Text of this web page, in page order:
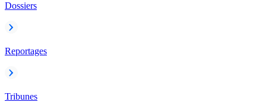
Dossiers
Reportages
Tribunes